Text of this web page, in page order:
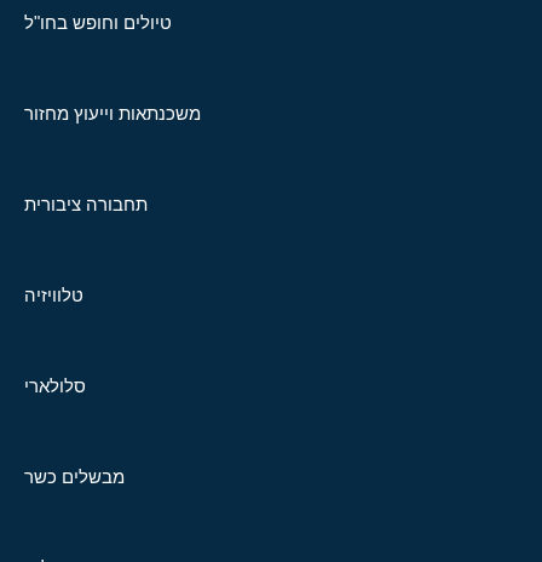
טיולים וחופש בחו"ל
משכנתאות וייעוץ מחזור
תחבורה ציבורית
טלוויזיה
סלולארי
מבשלים כשר